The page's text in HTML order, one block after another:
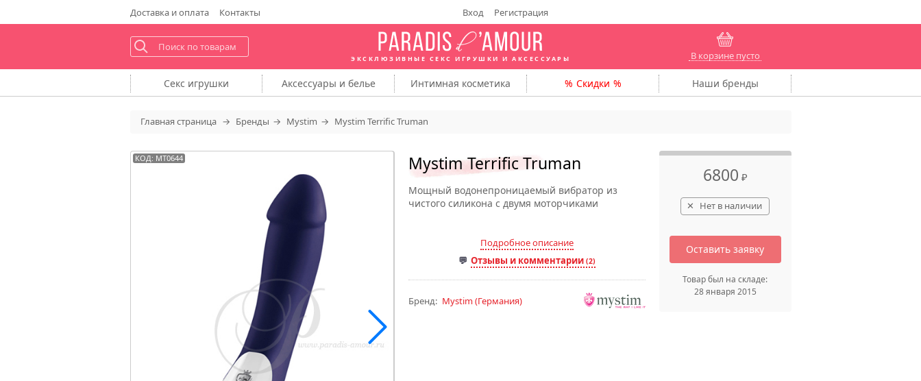
Доставкаи оплата Контакты Вход Регистрация
ЭКСКЛЮЗИВНЫЕ СЕКС ИГРУШКИ И АКСЕССУАРЫ В корзине пусто
Секс игрушки Аксессуары и белье Интимная косметика Скидки Наши бренды
Главная страница Бренды Mystim Mystim Terrific Truman
Mystim Terrific Truman
Мощный водонепроницаемый вибратор из
чистого силикона с двумя моторчиками
Подробное описание
Отзывы и комментарии (2)
Бренд: Mystim(Германия)
6800 ₽
Нет в наличии
Оставить заявку
Товар был на складе:
28 января 2015
КОД: MT0644